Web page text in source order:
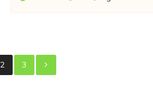
পোস্ট
2 3